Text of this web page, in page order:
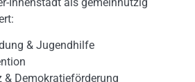
& Jugendhilfe
& Demokratieförderung